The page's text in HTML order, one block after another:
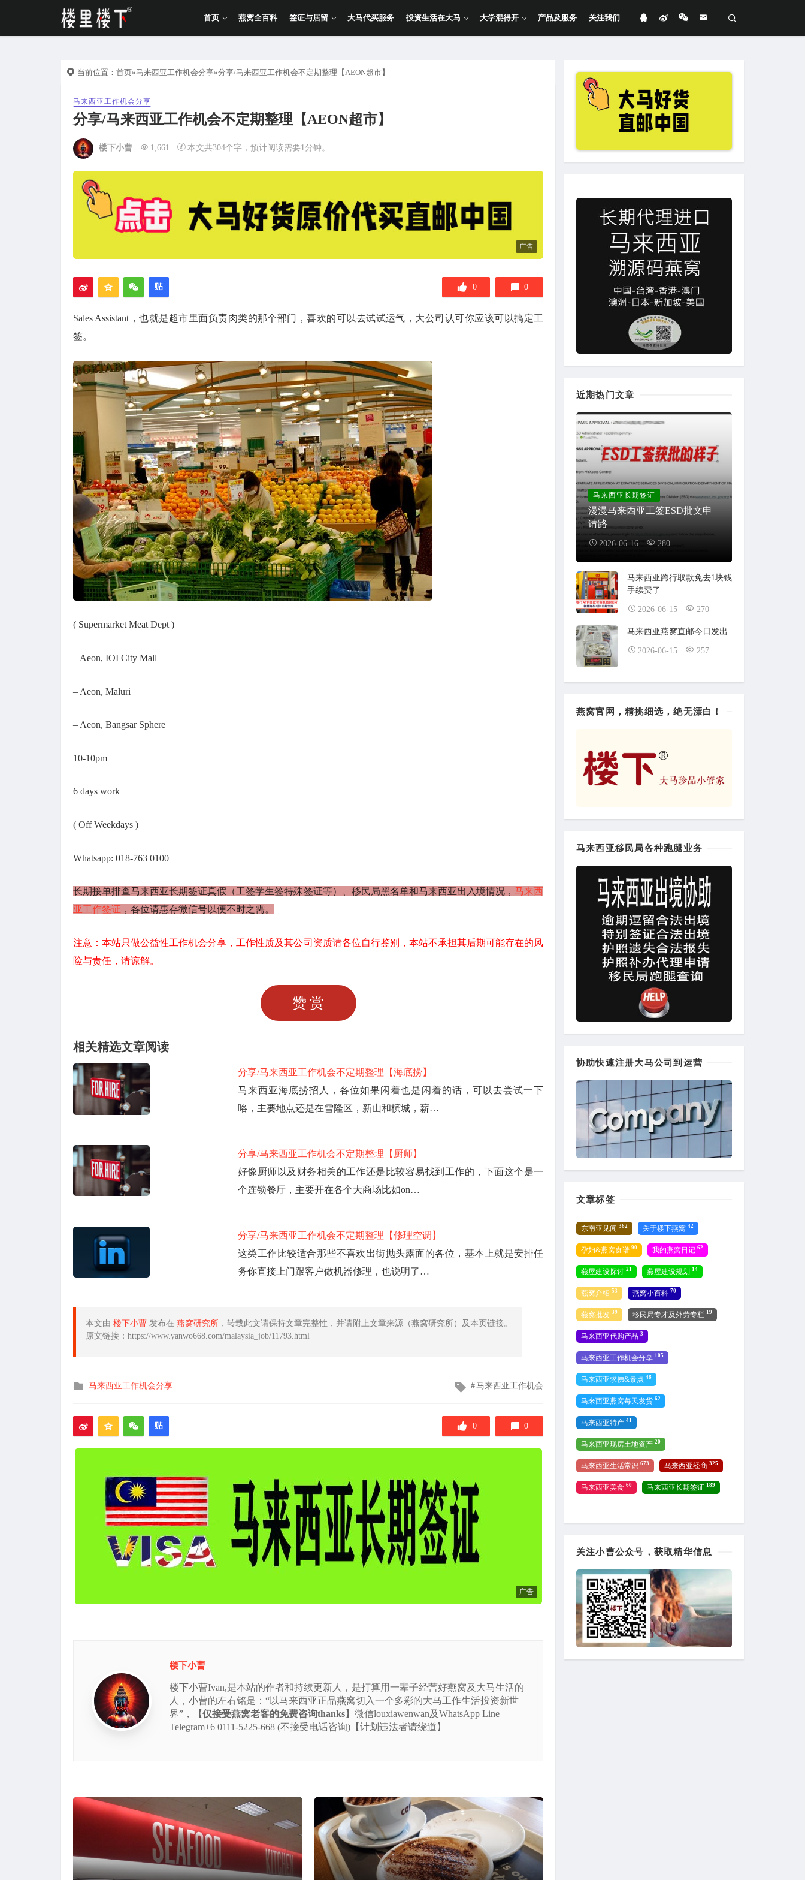
首页 燕窝全百科 签证与居留 大马代买服务 投资生活在大马 大学混得开 产品及服务 关注我们
当前位置： 首页»马来西亚工作机会分享»分享/马来西亚工作机会不定期整理【AEON超市】
马来西亚工作机会分享
分享/马来西亚工作机会不定期整理【AEON超市】
楼下小曹 1,661 本文共304个字，预计阅读需要1分钟。
广告
0 0
Sales Assistant，也就是超市里面负责肉类的那个部门，喜欢的可以去试试运气，大公司认可你应该可以搞定工
签。
( Supermarket Meat Dept )
– Aeon, IOI City Mall
– Aeon, Maluri
– Aeon, Bangsar Sphere
10-10pm
6 days work
( Off Weekdays )
Whatsapp: 018-763 0100
长期接单排查马来西亚长期签证真假（工签学生签特殊签证等）、移民局黑名单和马来西亚出入境情况， 马来西
亚工作签证 ，各位请惠存微信号以便不时之需。
注意：本站只做公益性工作机会分享，工作性质及其公司资质请各位自行鉴别，本站不承担其后期可能存在的风
险与责任，请谅解。
赞赏
相关精选文章阅读
分享/马来西亚工作机会不定期整理【海底捞】
马来西亚海底捞招人，各位如果闲着也是闲着的话，可以去尝试一下
咯，主要地点还是在雪隆区，新山和槟城，薪…
分享/马来西亚工作机会不定期整理【厨师】
好像厨师以及财务相关的工作还是比较容易找到工作的，下面这个是一
个连锁餐厅，主要开在各个大商场比如on…
分享/马来西亚工作机会不定期整理【修理空调】
这类工作比较适合那些不喜欢出街抛头露面的各位，基本上就是安排任
务你直接上门跟客户做机器修理，也说明了…
本文由 楼下小曹 发布在 燕窝研究所 ，转载此文请保持文章完整性，并请附上文章来源（燕窝研究所）及本页链接。
原文链接：https://www.yanwo668.com/malaysia_job/11793.html
发
马来西亚工作机会分享
文
签
马来西亚工作机会
0 0
广告
楼下小曹
楼下小曹Ivan,是本站的作者和持续更新人，是打算用一辈子经营好燕窝及大马生活的
人，小曹的左右铭是：“以马来西亚正品燕窝切入一个多彩的大马工作生活投资新世
界”，
【仅接受燕窝老客的免费咨询thanks】 微信louxiawenwan及WhatsApp Line
Telegram+6 0111-5225-668 (不接受电话咨询)【计划违法者请绕道】
近期热门文章
马来西亚长期签证
漫漫马来西亚工签ESD批文申
请路
2026-06-16 280
马来西亚跨行取款免去1块钱
手续费了
2026-06-15 270
马来西亚燕窝直邮今日发出
2026-06-15 257
燕窝官网，精挑细选，绝无漂白！
马来西亚移民局各种跑腿业务
协助快速注册大马公司到运营
文章标签
东南亚见闻 362 关于楼下燕窝 42
孕妇&燕窝食谱 90 我的燕窝日记 62
燕屋建设探讨 21 燕屋建设规划 14
燕窝介绍 53 燕窝小百科 70
燕窝批发 39 移民局专才及外劳专栏 19
马来西亚代购产品 3
马来西亚工作机会分享 105
马来西亚求佛&景点 48
马来西亚燕窝每天发货 62
马来西亚特产 41
马来西亚现房土地资产 20
马来西亚生活常识 673 马来西亚经商 325
马来西亚美食 60 马来西亚长期签证 189
关注小曹公众号，获取精华信息